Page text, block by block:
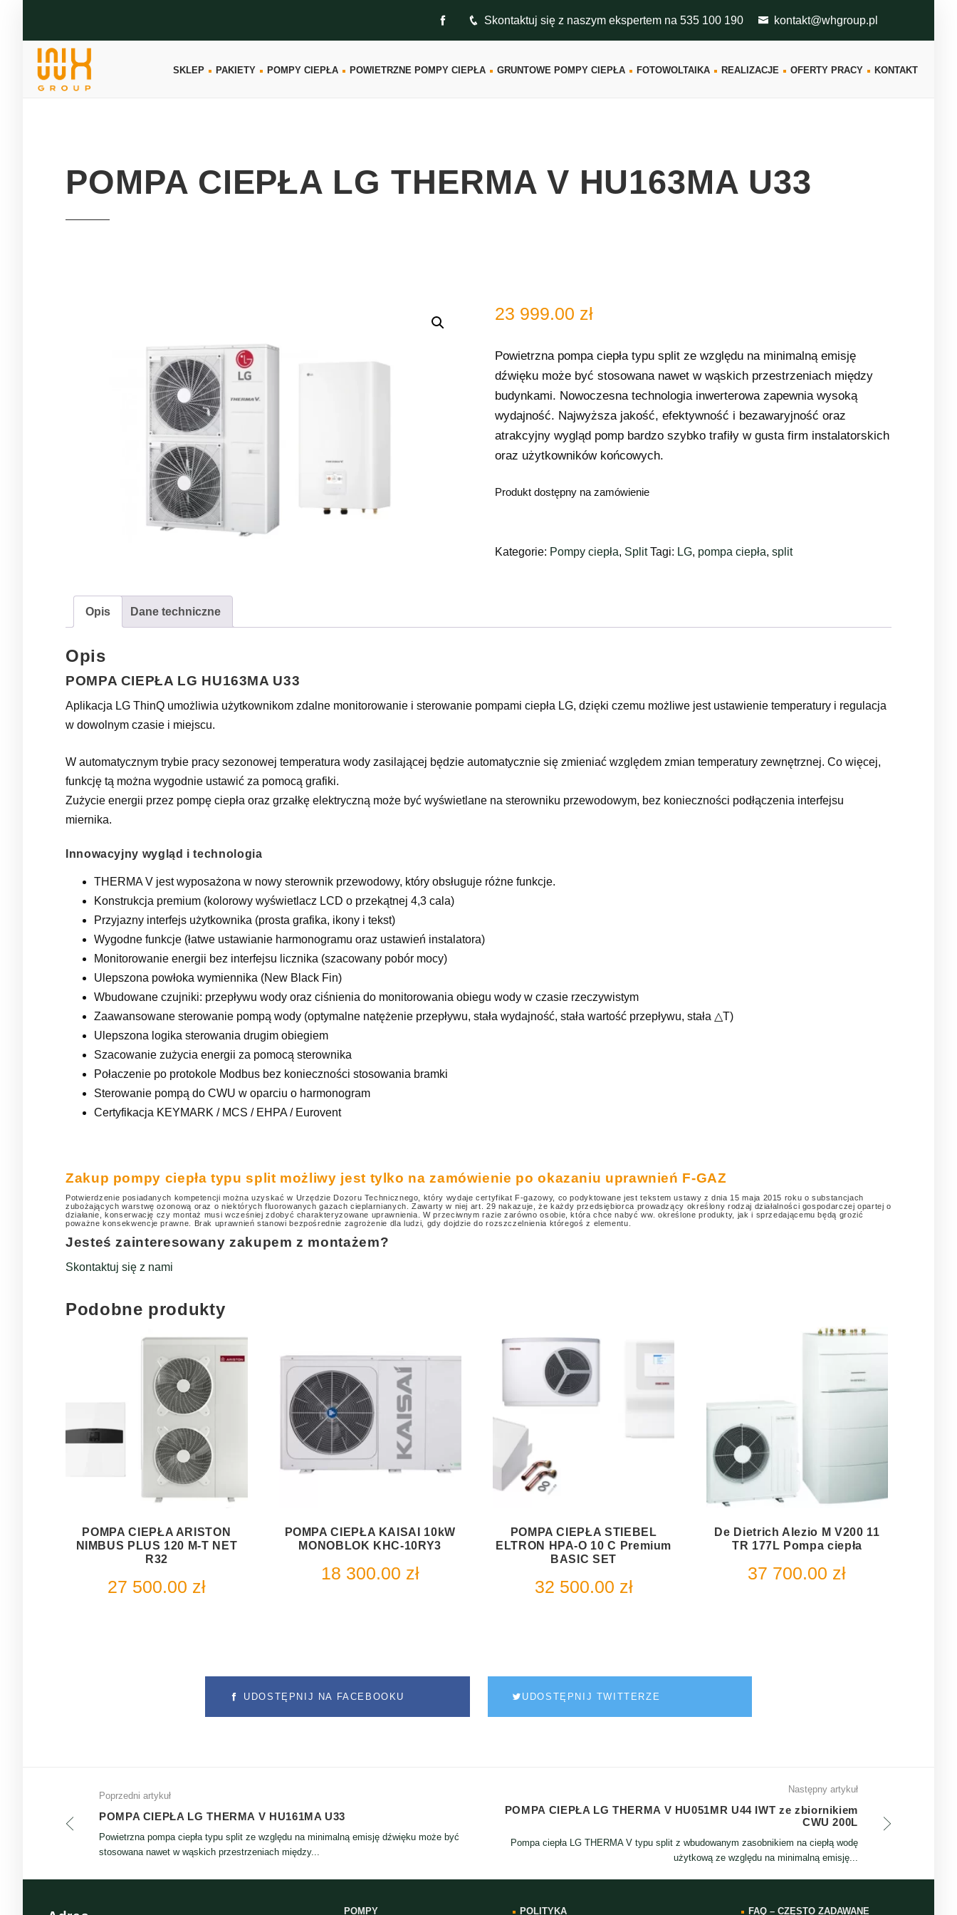
Skontaktuj się z naszym ekspertem na 535 100 190 kontakt@whgroup.pl
SKLEP PAKIETY POMPY CIEPŁA POWIETRZNE POMPY CIEPŁA GRUNTOWE POMPY CIEPŁA FOTOWOLTAIKA REALIZACJE OFERTY PRACY KONTAKT
POMPA CIEPŁA LG THERMA V HU163MA U33
23 999.00 zł
Powietrzna pompa ciepła typu split ze względu na minimalną emisję
dźwięku może być stosowana nawet w wąskich przestrzeniach między
budynkami. Nowoczesna technologia inwerterowa zapewnia wysoką
wydajność. Najwyższa jakość, efektywność i bezawaryjność oraz
atrakcyjny wygląd pomp bardzo szybko trafiły w gusta firm instalatorskich
oraz użytkowników końcowych.
Produkt dostępny na zamówienie
Kategorie: Pompy ciepła, Split Tagi: LG, pompa ciepła,split
Opis Dane techniczne
Opis
POMPA CIEPŁA LG HU163MA U33
Aplikacja LG ThinQ umożliwia użytkownikom zdalne monitorowanie i sterowanie pompami ciepła LG, dzięki czemu możliwe jest ustawienie temperatury i regulacja
w dowolnym czasie i miejscu.
W automatycznym trybie pracy sezonowej temperatura wody zasilającej będzie automatycznie się zmieniać względem zmian temperatury zewnętrznej. Co więcej,
funkcję tą można wygodnie ustawić za pomocą grafiki.
Zużycie energii przez pompę ciepła oraz grzałkę elektryczną może być wyświetlane na sterowniku przewodowym, bez konieczności podłączenia interfejsu
miernika.
Innowacyjny wygląd i technologia
THERMA V jest wyposażona w nowy sterownik przewodowy, który obsługuje różne funkcje.
Konstrukcja premium (kolorowy wyświetlacz LCD o przekątnej 4,3 cala)
Przyjazny interfejs użytkownika (prosta grafika, ikony i tekst)
Wygodne funkcje (łatwe ustawianie harmonogramu oraz ustawień instalatora)
Monitorowanie energii bez interfejsu licznika (szacowany pobór mocy)
Ulepszona powłoka wymiennika (New Black Fin)
Wbudowane czujniki: przepływu wody oraz ciśnienia do monitorowania obiegu wody w czasie rzeczywistym
Zaawansowane sterowanie pompą wody (optymalne natężenie przepływu, stała wydajność, stała wartość przepływu, stała △T)
Ulepszona logika sterowania drugim obiegiem
Szacowanie zużycia energii za pomocą sterownika
Połaczenie po protokole Modbus bez konieczności stosowania bramki
Sterowanie pompą do CWU w oparciu o harmonogram
Certyfikacja KEYMARK / MCS / EHPA / Eurovent
Zakup pompy ciepła typu split możliwy jest tylko na zamówienie po okazaniu uprawnień F-GAZ
Potwierdzenie posiadanych kompetencji można uzyskać w Urzędzie Dozoru Technicznego, który wydaje certyfikat F-gazowy, co podyktowane jest tekstem ustawy z dnia 15 maja 2015 roku o substancjach
zubożających warstwę ozonową oraz o niektórych fluorowanych gazach cieplarnianych. Zawarty w niej art. 29 nakazuje, że każdy przedsiębiorca prowadzący określony rodzaj działalności gospodarczej opartej o
działanie, konserwację czy montaż musi wcześniej zdobyć charakteryzowane uprawnienia.W przeciwnym razie zarówno osobie, która chce nabyć ww. określone produkty, jak i sprzedającemu będą grozić
poważne konsekwencje prawne. Brak uprawnień stanowi bezpośrednie zagrożenie dla ludzi, gdy dojdzie do rozszczelnienia któregoś z elementu.
Jesteś zainteresowany zakupem z montażem?
Skontaktuj się z nami
Podobne produkty
POMPA CIEPŁA ARISTON
NIMBUS PLUS 120 M-T NET
R32
27 500.00 zł
POMPA CIEPŁA KAISAI 10kW
MONOBLOK KHC-10RY3
18 300.00 zł
POMPA CIEPŁA STIEBEL
ELTRON HPA-O 10 C Premium
BASIC SET
32 500.00 zł
De Dietrich Alezio M V200 11
TR 177L Pompa ciepła
37 700.00 zł
UDOSTĘPNIJ NA FACEBOOKU UDOSTĘPNIJ TWITTERZE
Poprzedni artykuł
POMPA CIEPŁA LG THERMA V HU161MA U33
Powietrzna pompa ciepła typu split ze względu na minimalną emisję dźwięku może być
stosowana nawet w wąskich przestrzeniach między...
Następny artykuł
POMPA CIEPŁA LG THERMA V HU051MR U44 IWT ze zbiornikiem
CWU 200L
Pompa ciepła LG THERMA V typu split z wbudowanym zasobnikiem na ciepłą wodę
użytkową ze względu na minimalną emisję...
POMPY POLITYKA FAQ – CZĘSTO ZADAWANE